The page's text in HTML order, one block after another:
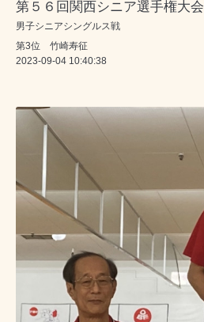
第５６回関西シニア選手権大会
男子シニアシングルス戦
第3位 竹崎寿征
2023-09-04 10:40:38